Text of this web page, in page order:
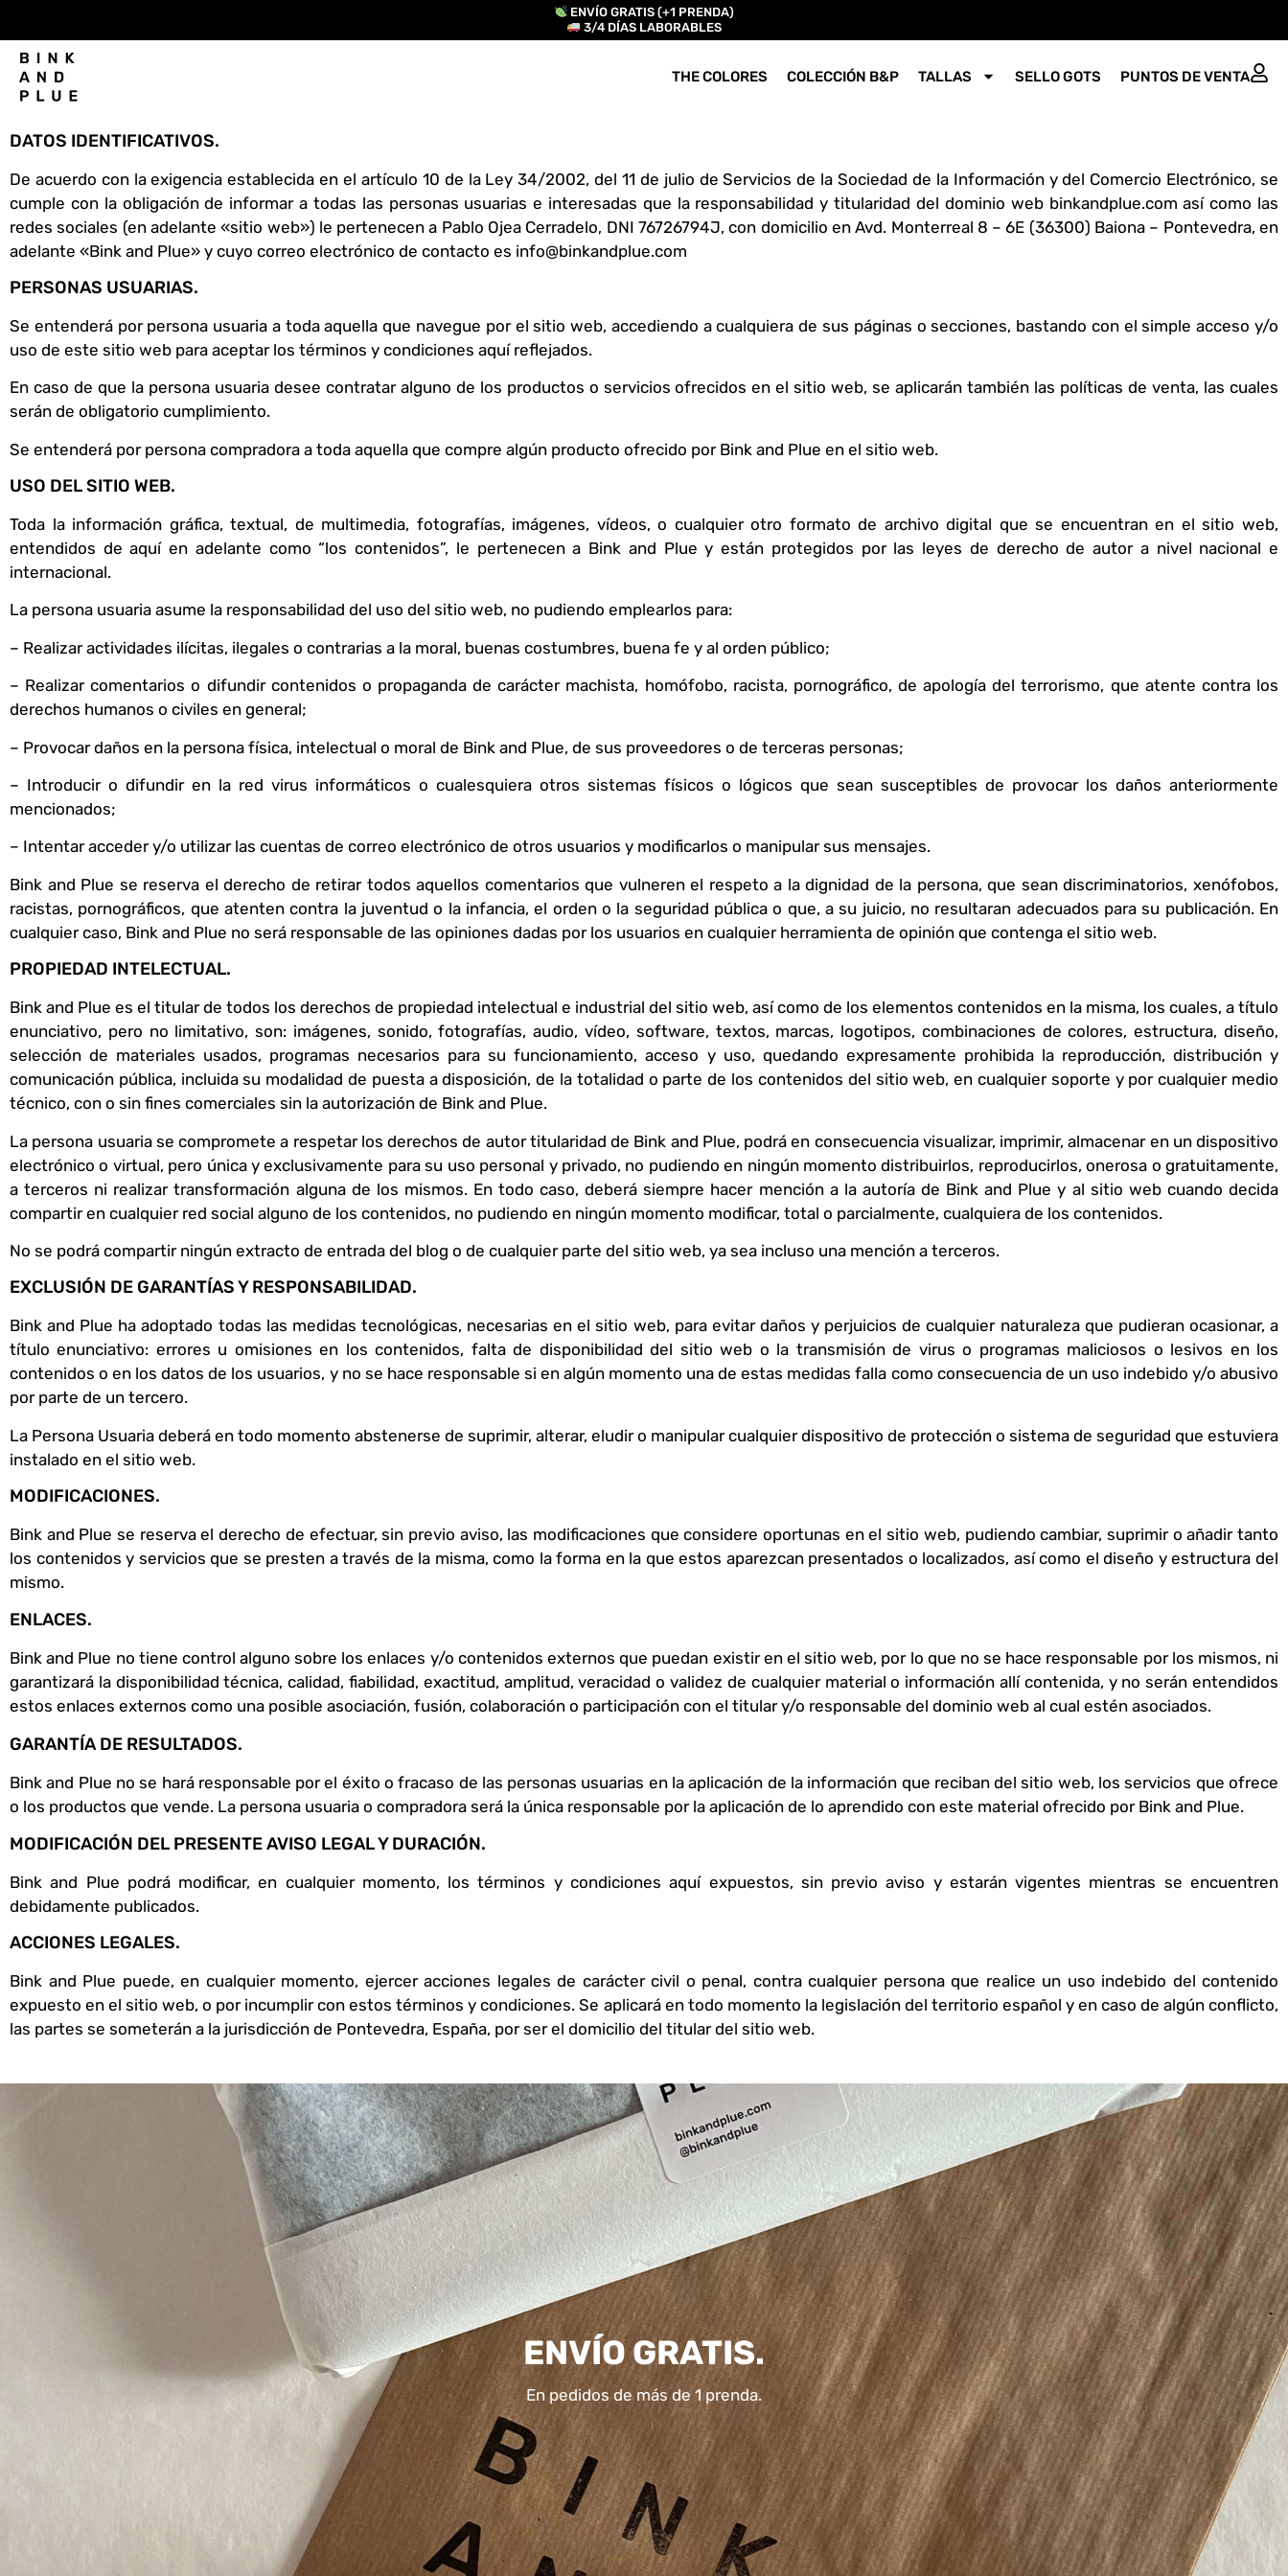
ENVÍO GRATIS (+1 PRENDA)
3/4 DÍAS LABORABLES
THE COLORES COLECCIÓN B&P TALLAS SELLO GOTS PUNTOS DE VENTA
DATOS IDENTIFICATIVOS.
De acuerdo con la exigencia establecida en el artículo 10 de la Ley 34/2002, del 11 de julio de Servicios de la Sociedad de la Información y del Comercio Electrónico, se
cumple con la obligación de informar a todas las personas usuarias e interesadas que la responsabilidad y titularidad del dominio web binkandplue.com así como las
redes sociales (en adelante «sitio web») le pertenecen a Pablo Ojea Cerradelo, DNI 76726794J, con domicilio en Avd. Monterreal 8 – 6E (36300) Baiona – Pontevedra, en
adelante «Bink and Plue» y cuyo correo electrónico de contacto es info@binkandplue.com
PERSONAS USUARIAS.
Se entenderá por persona usuaria a toda aquella que navegue por el sitio web, accediendo a cualquiera de sus páginas o secciones, bastando con el simple acceso y/o
uso de este sitio web para aceptar los términos y condiciones aquí reflejados.
En caso de que la persona usuaria desee contratar alguno de los productos o servicios ofrecidos en el sitio web, se aplicarán también las políticas de venta, las cuales
serán de obligatorio cumplimiento.
Se entenderá por persona compradora a toda aquella que compre algún producto ofrecido por Bink and Plue en el sitio web.
USO DEL SITIO WEB.
Toda la información gráfica, textual, de multimedia, fotografías, imágenes, vídeos, o cualquier otro formato de archivo digital que se encuentran en el sitio web,
entendidos de aquí en adelante como “los contenidos”, le pertenecen a Bink and Plue y están protegidos por las leyes de derecho de autor a nivel nacional e
internacional.
La persona usuaria asume la responsabilidad del uso del sitio web, no pudiendo emplearlos para:
– Realizar actividades ilícitas, ilegales o contrarias a la moral, buenas costumbres, buena fe y al orden público;
– Realizar comentarios o difundir contenidos o propaganda de carácter machista, homófobo, racista, pornográfico, de apología del terrorismo, que atente contra los
derechos humanos o civiles en general;
– Provocar daños en la persona física, intelectual o moral de Bink and Plue, de sus proveedores o de terceras personas;
– Introducir o difundir en la red virus informáticos o cualesquiera otros sistemas físicos o lógicos que sean susceptibles de provocar los daños anteriormente
mencionados;
– Intentar acceder y/o utilizar las cuentas de correo electrónico de otros usuarios y modificarlos o manipular sus mensajes.
Bink and Plue se reserva el derecho de retirar todos aquellos comentarios que vulneren el respeto a la dignidad de la persona, que sean discriminatorios, xenófobos,
racistas, pornográficos, que atenten contra la juventud o la infancia, el orden o la seguridad pública o que, a su juicio, no resultaran adecuados para su publicación. En
cualquier caso, Bink and Plue no será responsable de las opiniones dadas por los usuarios en cualquier herramienta de opinión que contenga el sitio web.
PROPIEDAD INTELECTUAL.
Bink and Plue es el titular de todos los derechos de propiedad intelectual e industrial del sitio web, así como de los elementos contenidos en la misma, los cuales, a título
enunciativo, pero no limitativo, son: imágenes, sonido, fotografías, audio, vídeo, software, textos, marcas, logotipos, combinaciones de colores, estructura, diseño,
selección de materiales usados, programas necesarios para su funcionamiento, acceso y uso, quedando expresamente prohibida la reproducción, distribución y
comunicación pública, incluida su modalidad de puesta a disposición, de la totalidad o parte de los contenidos del sitio web, en cualquier soporte y por cualquier medio
técnico, con o sin fines comerciales sin la autorización de Bink and Plue.
La persona usuaria se compromete a respetar los derechos de autor titularidad de Bink and Plue, podrá en consecuencia visualizar, imprimir, almacenar en un dispositivo
electrónico o virtual, pero única y exclusivamente para su uso personal y privado, no pudiendo en ningún momento distribuirlos, reproducirlos, onerosa o gratuitamente,
a terceros ni realizar transformación alguna de los mismos. En todo caso, deberá siempre hacer mención a la autoría de Bink and Plue y al sitio web cuando decida
compartir en cualquier red social alguno de los contenidos, no pudiendo en ningún momento modificar, total o parcialmente, cualquiera de los contenidos.
No se podrá compartir ningún extracto de entrada del blog o de cualquier parte del sitio web, ya sea incluso una mención a terceros.
EXCLUSIÓN DE GARANTÍAS Y RESPONSABILIDAD.
Bink and Plue ha adoptado todas las medidas tecnológicas, necesarias en el sitio web, para evitar daños y perjuicios de cualquier naturaleza que pudieran ocasionar, a
título enunciativo: errores u omisiones en los contenidos, falta de disponibilidad del sitio web o la transmisión de virus o programas maliciosos o lesivos en los
contenidos o en los datos de los usuarios, y no se hace responsable si en algún momento una de estas medidas falla como consecuencia de un uso indebido y/o abusivo
por parte de un tercero.
La Persona Usuaria deberá en todo momento abstenerse de suprimir, alterar, eludir o manipular cualquier dispositivo de protección o sistema de seguridad que estuviera
instalado en el sitio web.
MODIFICACIONES.
Bink and Plue se reserva el derecho de efectuar, sin previo aviso, las modificaciones que considere oportunas en el sitio web, pudiendo cambiar, suprimir o añadir tanto
los contenidos y servicios que se presten a través de la misma, como la forma en la que estos aparezcan presentados o localizados, así como el diseño y estructura del
mismo.
ENLACES.
Bink and Plue no tiene control alguno sobre los enlaces y/o contenidos externos que puedan existir en el sitio web, por lo que no se hace responsable por los mismos, ni
garantizará la disponibilidad técnica, calidad, fiabilidad, exactitud, amplitud, veracidad o validez de cualquier material o información allí contenida, y no serán entendidos
estos enlaces externos como una posible asociación, fusión, colaboración o participación con el titular y/o responsable del dominio web al cual estén asociados.
GARANTÍA DE RESULTADOS.
Bink and Plue no se hará responsable por el éxito o fracaso de las personas usuarias en la aplicación de la información que reciban del sitio web, los servicios que ofrece
o los productos que vende. La persona usuaria o compradora será la única responsable por la aplicación de lo aprendido con este material ofrecido por Bink and Plue.
MODIFICACIÓN DEL PRESENTE AVISO LEGAL Y DURACIÓN.
Bink and Plue podrá modificar, en cualquier momento, los términos y condiciones aquí expuestos, sin previo aviso y estarán vigentes mientras se encuentren
debidamente publicados.
ACCIONES LEGALES.
Bink and Plue puede, en cualquier momento, ejercer acciones legales de carácter civil o penal, contra cualquier persona que realice un uso indebido del contenido
expuesto en el sitio web, o por incumplir con estos términos y condiciones. Se aplicará en todo momento la legislación del territorio español y en caso de algún conflicto,
las partes se someterán a la jurisdicción de Pontevedra, España, por ser el domicilio del titular del sitio web.
ENVÍO GRATIS.
En pedidos de más de 1 prenda.